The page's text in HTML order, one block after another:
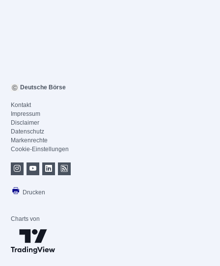
Deutsche Börse
Kontakt
Impressum
Disclaimer
Datenschutz
Markenrechte
Cookie-Einstellungen
Drucken
Charts von